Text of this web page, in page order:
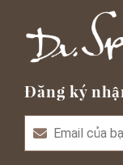
Đăng ký